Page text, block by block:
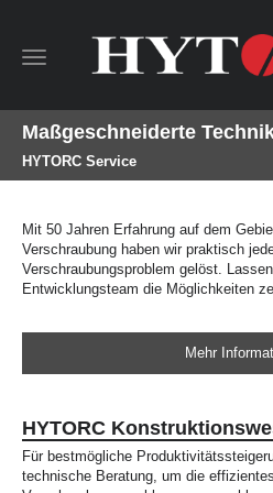
Toggle
Maßgeschneiderte
HYTORC Service
Mit 50 Jahren Erfahrung auf dem
Verschraubung haben wir praktisch
Verschraubungsproblem gelöst.
Entwicklungsteam die Möglichkeiten
Mehr
HYTORC
Für bestmögliche
technische Beratung, um die